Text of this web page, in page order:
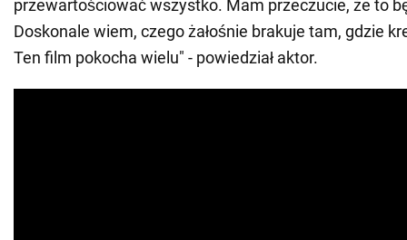
przewartościować wszystko. Mam przeczucie, że to
Doskonale wiem, czego żałośnie brakuje tam, gdzie
Ten film pokocha wielu" - powiedział aktor.